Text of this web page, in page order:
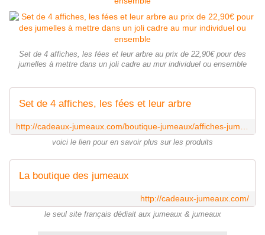
Set de 4 affiches, les fées et leur arbre au prix de 22,90€ pour des
jumelles à mettre dans un joli cadre au mur individuel ou ensemble
Set de 4 affiches, les fées et leur arbre
voici le lien pour en savoir plus sur les produits
La boutique des jumeaux
http://cadeaux-jumeaux.com/
le seul site français dédiait aux jumeaux & jumeaux